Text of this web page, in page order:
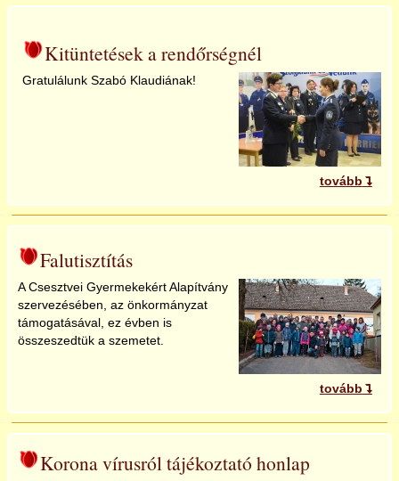
Kitüntetések a rendőrségnél
tovább
Gratulálunk Szabó Klaudiának!
Falutisztítás
tovább
A Csesztvei Gyermekekért Alapítvány
szervezésében, az önkormányzat
támogatásával, ez évben is
összeszedtük a szemetet.
Korona vírusról tájékoztató honlap